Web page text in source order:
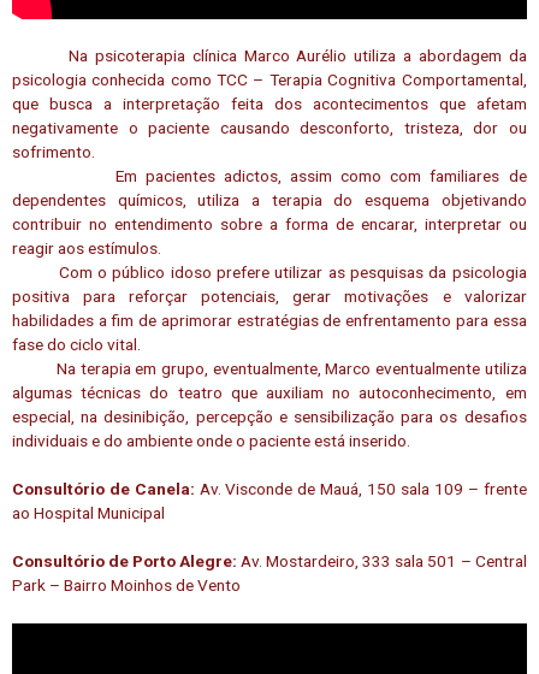
Na psicoterapia clínica Marco Aurélio utiliza a abordagem da
psicologia conhecida como TCC – Terapia Cognitiva Comportamental,
que busca a interpretação feita dos acontecimentos que afetam
negativamente o paciente causando desconforto, tristeza, dor ou
sofrimento.
Em pacientes adictos, assim como com familiares de
dependentes químicos, utiliza a terapia do esquema objetivando
contribuir no entendimento sobre a forma de encarar, interpretar ou
reagir aos estímulos.
Com o público idoso prefere utilizar as pesquisas da psicologia
positiva para reforçar potenciais, gerar motivações e valorizar
habilidades a fim de aprimorar estratégias de enfrentamento para essa
fase do ciclo vital.
Na terapia em grupo, eventualmente, Marco eventualmente utiliza
algumas técnicas do teatro que auxiliam no autoconhecimento, em
especial, na desinibição, percepção e sensibilização para os desafios
individuais e do ambiente onde o paciente está inserido.
Consultório de Canela: Av. Visconde de Mauá, 150 sala 109 – frente
ao Hospital Municipal
Consultório de Porto Alegre:Av. Mostardeiro, 333 sala 501 – Central
Park – Bairro Moinhos de Vento